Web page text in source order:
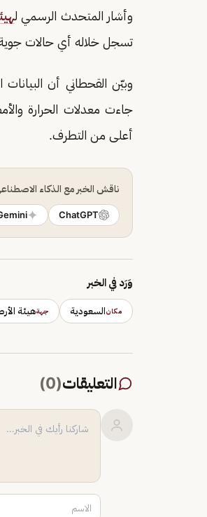
وأشار المتحدث الرسمي ل
تسجل خلاله أي حالات
وبيّن القحطاني أن
جاءت معدلات الحرارة
أعلى من التطرف.
ناقش الخبر مع الذكاء
ChatGPT
وَرَد في الخبر
مكانالسعودية جهةهيئة
التعليقات(
0
)